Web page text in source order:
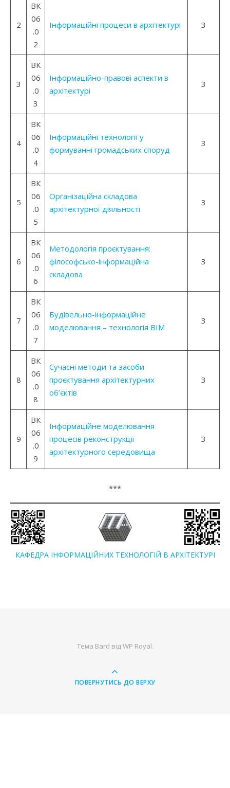
2
ВК
06
.0
2
Інформаційні процеси в архітектурі 3
3
ВК
06
.0
3
Інформаційно-правові аспекти в
архітектурі
3
4
ВК
06
.0
4
Інформаційні технології у
формуванні громадських споруд
3
5
ВК
06
.0
5
Організаційна складова
архітектурної діяльності
3
6
ВК
06
.0
6
Методологія проєктування:
філософсько-інформаційна
складова
3
7
ВК
06
.0
7
Будівельно-інформаційне
моделювання – технологія ВІМ
3
8
ВК
06
.0
8
Сучасні методи та засоби
проєктування архітектурних
об’єктів
3
9
ВК
06
.0
9
Інформаційне моделювання
процесів реконструкції
архітектурного середовища
3
***
КАФЕДРА ІНФОРМАЦІЙНИХ ТЕХНОЛОГІЙ В АРХІТЕКТУРІ
Тема Bard відWP Royal.
ПОВЕРНУТИСЬ ДО ВЕРХУ